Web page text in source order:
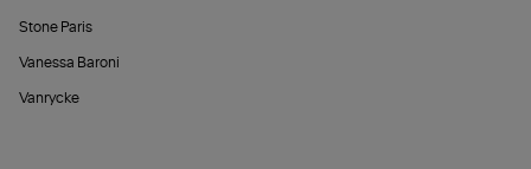
Stone Paris
Vanessa Baroni
Vanrycke